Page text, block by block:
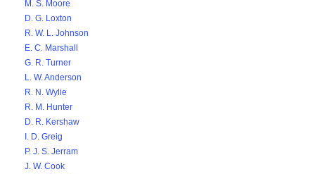
M. S. Moore
D. G. Loxton
R. W. L. Johnson
E. C. Marshall
G. R. Turner
L. W. Anderson
R. N. Wylie
R. M. Hunter
D. R. Kershaw
I. D. Greig
P. J. S. Jerram
J. W. Cook